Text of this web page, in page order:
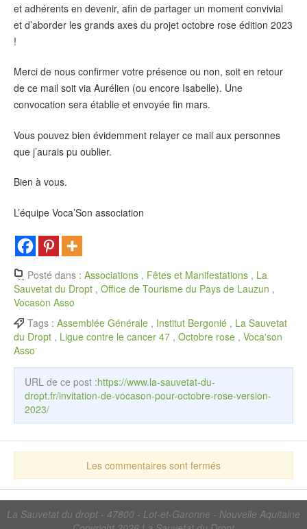
et adhérents en devenir, afin de partager un moment convivial
et d’aborder les grands axes du projet octobre rose édition 2023
!
Merci de nous confirmer votre présence ou non, soit en retour
de ce mail soit via Aurélien (ou encore Isabelle). Une
convocation sera établie et envoyée fin mars.
Vous pouvez bien évidemment relayer ce mail aux personnes
que j’aurais pu oublier.
Bien à vous.
L’équipe Voca’Son association
Posté dans : Associations , Fêtes et Manifestations , La
Sauvetat du Dropt , Office de Tourisme du Pays de Lauzun ,
Vocason Asso
Tags : Assemblée Générale , Institut Bergonié , La Sauvetat
du Dropt , Ligue contre le cancer 47 , Octobre rose , Voca'son
Asso
URL de ce post :https://www.la-sauvetat-du-
dropt.fr/invitation-de-vocason-pour-octobre-rose-version-
2023/
Les commentaires sont fermés
La Sauvetat du dropt - 47800 - Lot-et-Garonne - Nouvelle Aquitaine